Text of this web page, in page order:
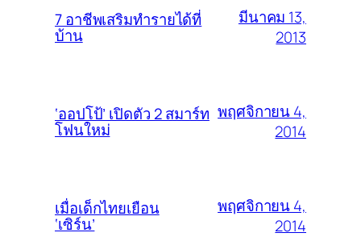
7 อาชีพเสริมทำรายได้ที่
บ้าน
มีนาคม 13,
2013
‘ออปโป้’ เปิดตัว 2 สมาร์ท
โฟนใหม่
พฤศจิกายน 4,
2014
เมื่อเด็กไทยเยือน
‘เซิร์น’
พฤศจิกายน 4,
2014